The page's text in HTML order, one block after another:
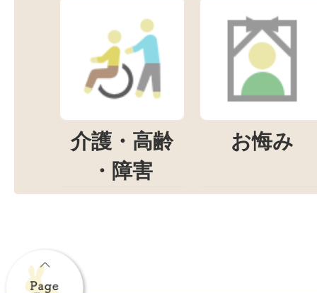
介護・高齢
・障害
お悔み